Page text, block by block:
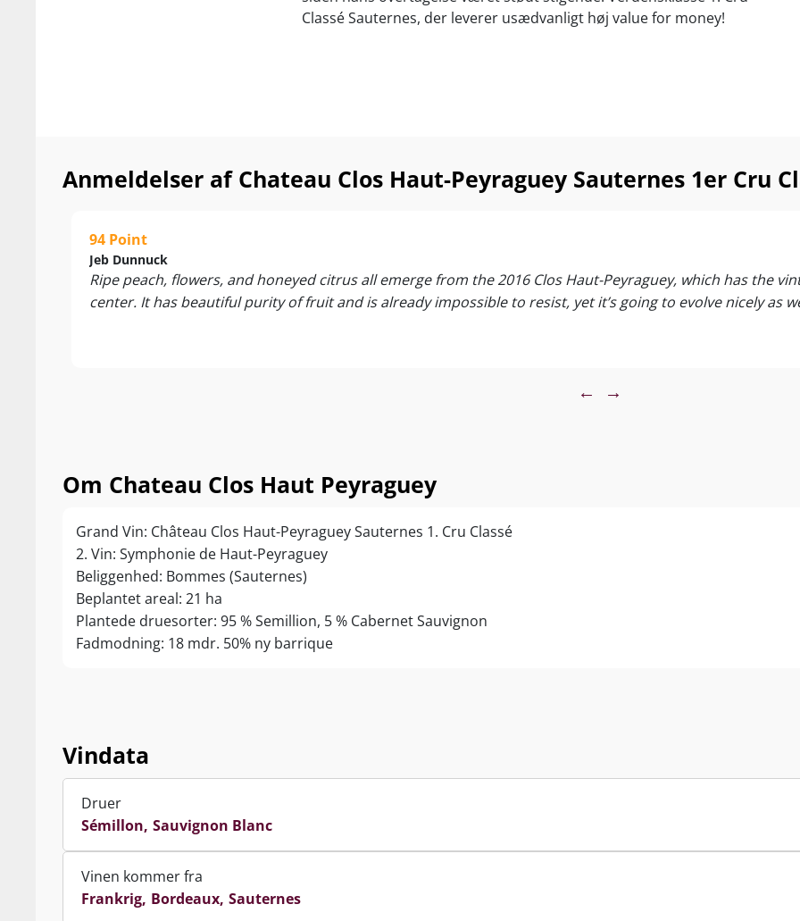
Classé Sauternes, der leverer usædvanligt høj value for money!
Anmeldelser af Chateau Clos Haut-Peyraguey Sauternes 1er Cru
94 Point
Jeb Dunnuck
Ripe peach, flowers, and honeyed citrus all emerge from the 2016 Clos Haut-Peyraguey, which has the
center. It has beautiful purity of fruit and is already impossible to resist, yet it’s going to evolve nicely as
← →
Om Chateau Clos Haut Peyraguey
Grand Vin: Château Clos Haut-Peyraguey Sauternes 1. Cru Classé
2. Vin: Symphonie de Haut-Peyraguey
Beliggenhed: Bommes (Sauternes)
Beplantet areal: 21 ha
Plantede druesorter: 95 % Semillion, 5 % Cabernet Sauvignon
Fadmodning: 18 mdr. 50% ny barrique
Vindata
Druer
Sémillon Sauvignon Blanc
Vinen kommer fra
Frankrig Bordeaux Sauternes